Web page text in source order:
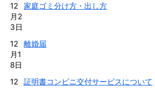
12
月2
3日
家庭ゴミ分け方・出し方
12
月1
8日
離婚届
12
証明書コンビニ交付サービスについて